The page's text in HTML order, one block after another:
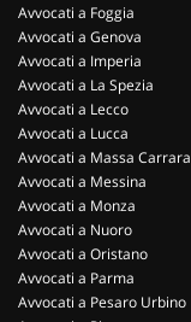
Avvocati a Foggia
Avvocati a Genova
Avvocati a Imperia
Avvocati a La Spezia
Avvocati a Lecco
Avvocati a Lucca
Avvocati a Massa Carrara
Avvocati a Messina
Avvocati a Monza
Avvocati a Nuoro
Avvocati a Oristano
Avvocati a Parma
Avvocati a Pesaro Urbino